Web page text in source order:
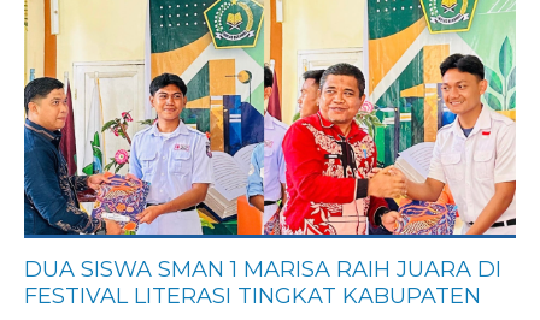
DUA SISWA SMAN 1 MARISA RAIH JUARA DI
FESTIVAL LITERASI TINGKAT KABUPATEN